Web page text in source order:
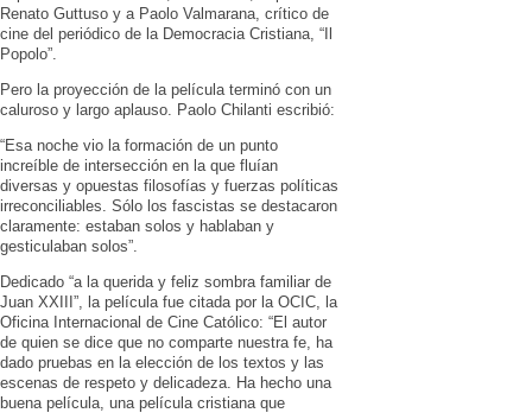
Renato Guttuso y a Paolo Valmarana, crítico de
cine del periódico de la Democracia Cristiana, “Il
Popolo”.
Pero la proyección de la película terminó con un
caluroso y largo aplauso. Paolo Chilanti escribió:
“Esa noche vio la formación de un punto
increíble de intersección en la que fluían
diversas y opuestas filosofías y fuerzas políticas
irreconciliables. Sólo los fascistas se destacaron
claramente: estaban solos y hablaban y
gesticulaban solos”.
Dedicado “a la querida y feliz sombra familiar de
Juan XXIII”, la película fue citada por la OCIC, la
Oficina Internacional de Cine Católico: “El autor
de quien se dice que no comparte nuestra fe, ha
dado pruebas en la elección de los textos y las
escenas de respeto y delicadeza. Ha hecho una
buena película, una película cristiana que